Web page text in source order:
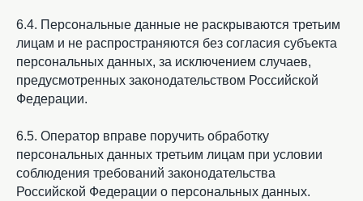
6.4. Персональные данные не раскрываются третьим
лицам и не распространяются без согласия субъекта
персональных данных, за исключением случаев,
предусмотренных законодательством Российской
Федерации.
6.5. Оператор вправе поручить обработку
персональных данных третьим лицам при условии
соблюдения требований законодательства
Российской Федерации о персональных данных.